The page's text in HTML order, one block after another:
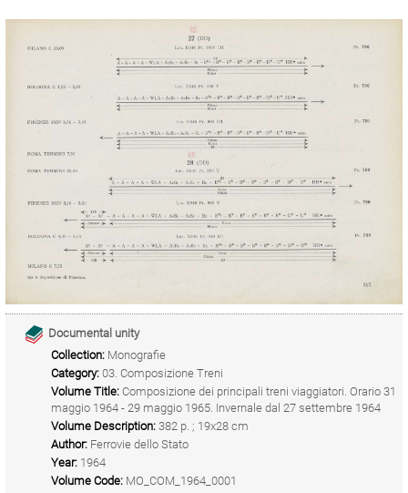
Documental unity
Collection: Monografie
Category: 03. Composizione Treni
Volume Title: Composizione dei principali treni viaggiatori. Orario 31
maggio 1964 - 29 maggio 1965. Invernale dal 27 settembre 1964
Volume Description: 382 p. ; 19x28 cm
Author: Ferrovie dello Stato
Year: 1964
Volume Code: MO_COM_1964_0001